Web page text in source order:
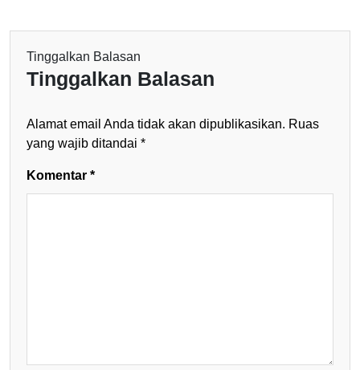
Tinggalkan Balasan
Tinggalkan Balasan
Alamat email Anda tidak akan dipublikasikan. Ruas
yang wajib ditandai *
Komentar *